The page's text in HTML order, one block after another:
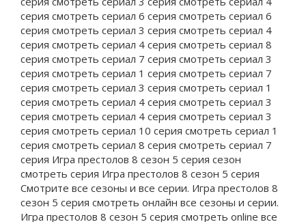
серия смотреть сериал 6 серия смотреть сериал 6
серия смотреть сериал 3 серия смотреть сериал 4
серия смотреть сериал 4 серия смотреть сериал 8
серия смотреть сериал 7 серия смотреть сериал 3
серия смотреть сериал 1 серия смотреть сериал 7
серия смотреть сериал 3 серия смотреть сериал 1
серия смотреть сериал 4 серия смотреть сериал 3
серия смотреть сериал 4 серия смотреть сериал 3
серия смотреть сериал 10 серия смотреть сериал 1
серия смотреть сериал 8 серия смотреть сериал 7
серия Игра престолов 8 сезон 5 серия сезон
смотреть серия Игра престолов 8 сезон 5 серия
Смотрите все сезоны и все серии. Игра престолов 8
сезон 5 серия смотреть онлайн все сезоны и серии.
Игра престолов 8 сезон 5 серия смотреть online все